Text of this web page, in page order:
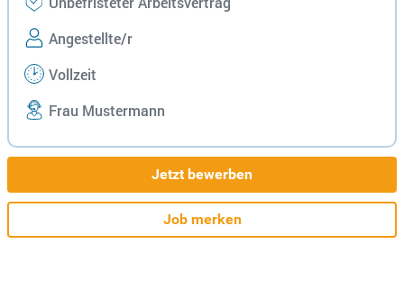
Angestellte/r
Vollzeit
Frau Mustermann
Jetzt bewerben
Job merken